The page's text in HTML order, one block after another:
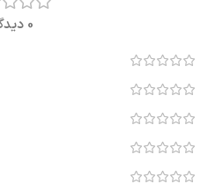
0 دیدگاه